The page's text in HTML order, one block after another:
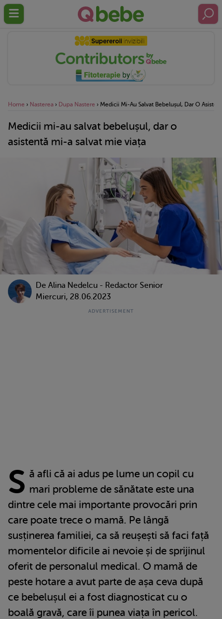
Home › Nasterea › Dupa Nastere › Medicii Mi-Au Salvat Bebelușul, Dar O
Medicii mi-au salvat bebelușul, dar o
asistentă mi-a salvat mie viața
De Alina Nedelcu - Redactor Senior
Miercuri, 28.06.2023
S ă afli că ai adus pe lume un copil cu
mari probleme de sănătate este una
dintre cele mai importante provocări prin
care poate trece o mamă. Pe lângă
susținerea familiei, ca să reușești să faci față
momentelor dificile ai nevoie și de sprijinul
oferit de personalul medical. O mamă de
peste hotare a avut parte de așa ceva după
ce bebelușul ei a fost diagnosticat cu o
boală gravă, care îi punea viața în pericol.